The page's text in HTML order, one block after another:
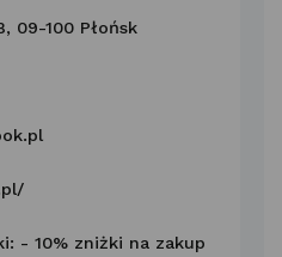
09-100 Płońsk
- 10% zniżki na zakup